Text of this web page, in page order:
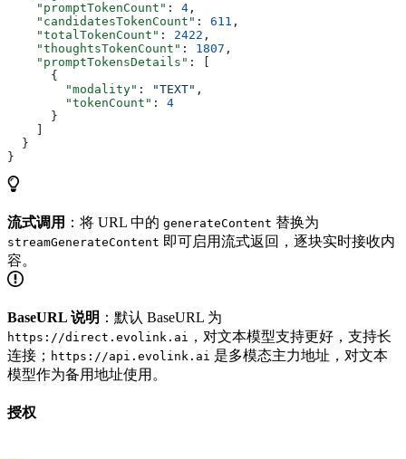
    "promptTokenCount"
: 4 ,
    "candidatesTokenCount"
: 611 ,
    "totalTokenCount"
: 2422 ,
    "thoughtsTokenCount"
: 1807 ,
    "promptTokensDetails"
: [
      {
        "modality"
: "TEXT" ,
        "tokenCount"
: 4
      }
  }
}
流式调用 ：将 URL 中的 generateContent 替换为
streamGenerateContent 即可启用流式返回，逐块实时接收内
容。
BaseURL 说明 ：默认 BaseURL 为
https://direct.evolink.ai ，对文本模型支持更好，支持长
连接； https://api.evolink.ai 是多模态主力地址，对文本
模型作为备用地址使用。
授权